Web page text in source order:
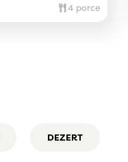
4 porce
DEZERT